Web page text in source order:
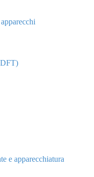
e apparecchiatura